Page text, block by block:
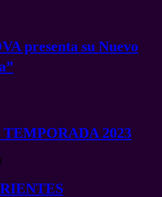
presenta su Nuevo
2023